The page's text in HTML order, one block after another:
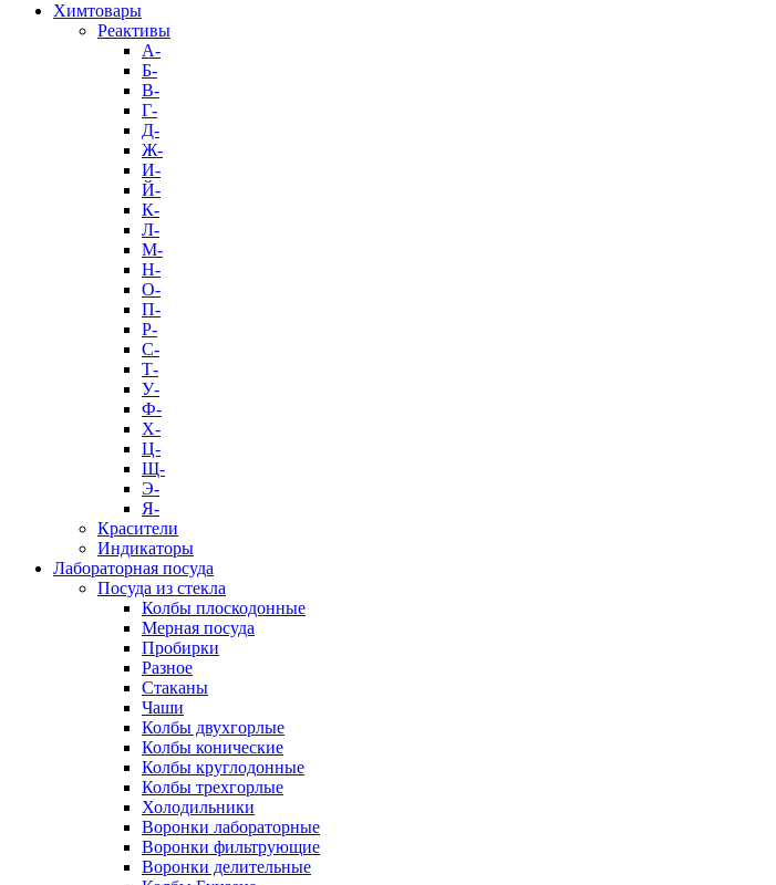
Химтовары
Реактивы
А-
Б-
В-
Г-
Д-
Ж-
И-
Й-
К-
Л-
М-
Н-
О-
П-
Р-
С-
Т-
У-
Ф-
Х-
Ц-
Щ-
Э-
Я-
Красители
Индикаторы
Лабораторная посуда
Посуда из стекла
Колбы плоскодонные
Мерная посуда
Пробирки
Разное
Стаканы
Чаши
Колбы двухгорлые
Колбы конические
Колбы круглодонные
Колбы трехгорлые
Холодильники
Воронки лабораторные
Воронки фильтрующие
Воронки делительные